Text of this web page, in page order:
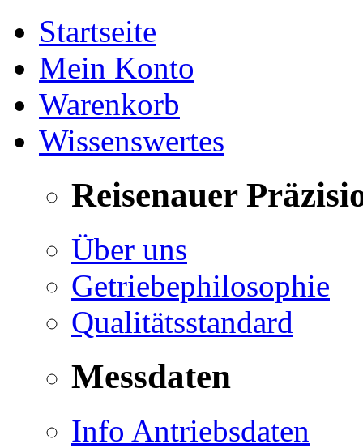
Startseite
Mein Konto
Warenkorb
Wissenswertes
Reisenauer
Über uns
Getriebephilosophie
Qualitätsstandard
Messdaten
Info Antriebsdaten